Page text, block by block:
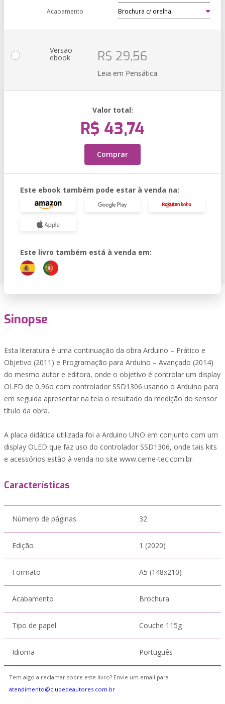
Acabamento
Versão
ebook R$ 29,56
Leia em Pensática
Valor total:
R$ 43,74
Comprar
Este ebook também pode estar à venda na:
Este livro também está à venda em:
Sinopse
Esta literatura é uma continuação da obra Arduino – Prático e
Objetivo (2011) e Programação para Arduino – Avançado (2014)
do mesmo autor e editora, onde o objetivo é controlar um display
OLED de 0,96o com controlador SSD1306 usando o Arduino para
em seguida apresentar na tela o resultado da medição do sensor
título da obra.
A placa didática utilizada foi a Arduino UNO em conjunto com um
display OLED que faz uso do controlador SSD1306, onde tais kits
e acessórios estão à venda no site www.cerne-tec.com.br.
Características
Número de páginas 32
Edição 1 (2020)
Formato A5 (148x210)
Acabamento Brochura
Tipo de papel Couche 115g
Idioma Português
Tem algo a reclamar sobre este livro? Envie um email para
atendimento@clubedeautores.com.br